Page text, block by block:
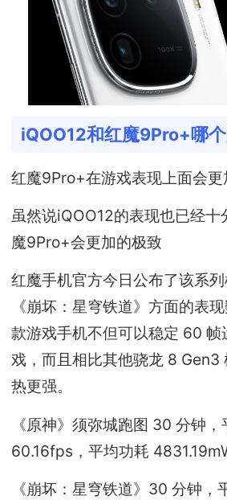
iQOO12和红魔9Pro+哪
红魔9Pro+在游戏表现上面会更
虽然说iQOO12的表现也已经十
魔9Pro+会更加的极致
红魔手机官方今日公布了该系
《崩坏：星穹铁道》方面的表
款游戏手机不但可以稳定 60 帧
戏，而且相比其他骁龙 8 Gen3
热更强。
《原神》须弥城跑图 30 分钟
60.16fps，平均功耗
《崩坏：星穹铁道》30 分钟，